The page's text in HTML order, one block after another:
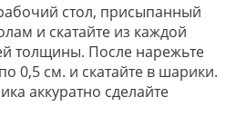
стол, присыпанный
и скатайте из каждой
толщины. После нарежьте
0,5 см. и скатайте в шарики.
аккуратно сделайте